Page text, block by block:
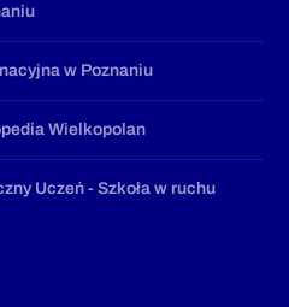
w Poznaniu
Wielkopolan
Uczeń - Szkoła w ruchu